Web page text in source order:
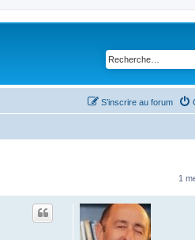
S’inscrire au forum
1